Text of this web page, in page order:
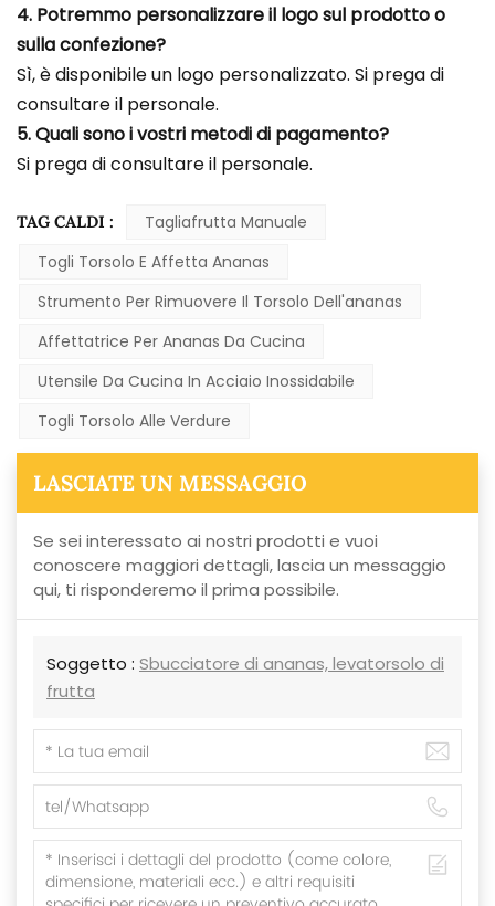
4. Potremmo personalizzare il logo sul prodotto o
sulla confezione?
Sì, è disponibile un logo personalizzato. Si prega di
consultare il personale.
5. Quali sono i vostri metodi di pagamento?
Si prega di consultare il personale.
TAG CALDI :
Tagliafrutta Manuale
Togli Torsolo E Affetta Ananas
Strumento Per Rimuovere Il Torsolo Dell'ananas
Affettatrice Per Ananas Da Cucina
Utensile Da Cucina In Acciaio Inossidabile
Togli Torsolo Alle Verdure
LASCIATE UN MESSAGGIO
Se sei interessato ai nostri prodotti e vuoi
conoscere maggiori dettagli, lascia un messaggio
qui, ti risponderemo il prima possibile.
Soggetto : Sbucciatore di ananas, levatorsolo di
frutta